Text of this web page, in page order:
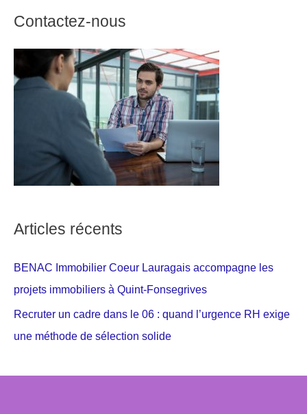
Contactez-nous
Articles récents
BENAC Immobilier Coeur Lauragais accompagne les
projets immobiliers à Quint-Fonsegrives
Recruter un cadre dans le 06 : quand l’urgence RH exige
une méthode de sélection solide